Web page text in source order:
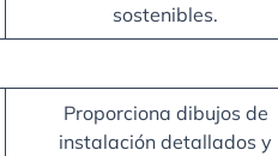
sostenibles.
Proporciona dibujos de
instalación detallados y